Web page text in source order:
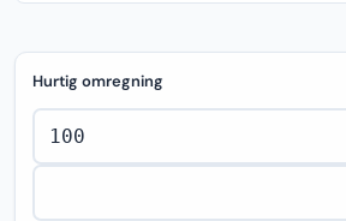
Hurtig omregning